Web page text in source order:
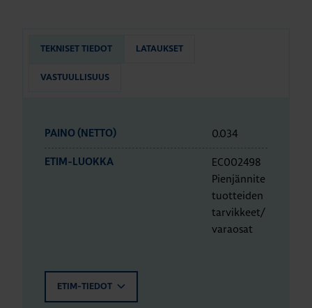
TEKNISET TIEDOT LATAUKSET
VASTUULLISUUS
PAINO (NETTO) 0.034
ETIM-LUOKKA
EC002498
Pienjännite
tuotteiden
tarvikkeet/
varaosat
ETIM-TIEDOT